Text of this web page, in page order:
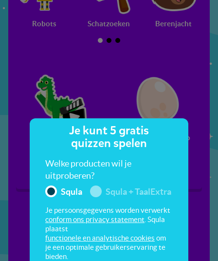
Robots Schatzoeken Berenjacht
Hoi dino Donnie
De wereld van dino
Donnie
Je kunt 5 gratis
quizzen spelen
Welke producten wil je
uitproberen?
Squla
Squla + TaalExtra
Je persoonsgegevens worden verwerkt
conform ons privacy statement . Squla
plaatst
functionele en analytische cookies om
je een optimale gebruikerservaring te
bieden.